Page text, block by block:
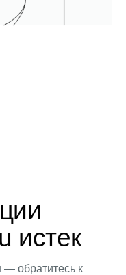
истек
— обратитесь к